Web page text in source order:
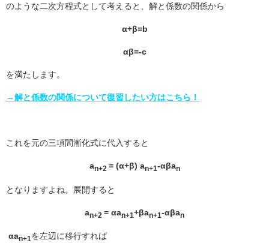
のような二次方程式として考えると、解と係数の関係から
α+β=b
αβ=-c
を満たします。
→解と係数の関係について復習したい方はこちら！
これを元の三項間漸化式に代入すると
an+2 = (α+β) an+1-αβan
となりますよね。展開すると
an+2 = αan+1+βan+1-αβan
αan+1を左辺に移行すれば